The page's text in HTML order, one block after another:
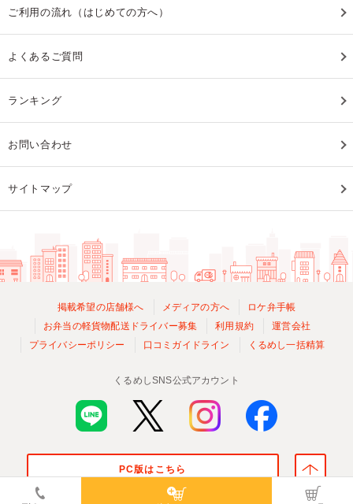
ご利用の流れ（はじめての方へ）
よくあるご質問
ランキング
お問い合わせ
サイトマップ
掲載希望の店舗様へ メディアの方へ
ロケ弁手帳
お弁当の軽貨物配送ドライバー募集
利用規約
運営会社
プライバシーポリシー
口コミガイドライン くるめし一括精算
くるめしSNS公式アカウント
PC版はこちら